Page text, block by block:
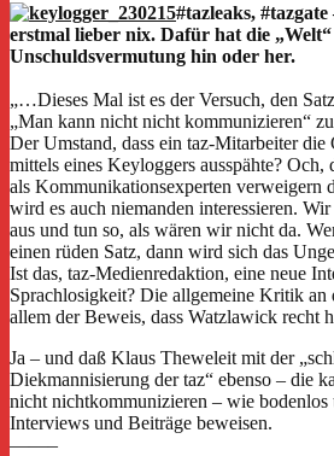
#tazleaks,
erstmal lieber nix. Dafür hat die „Welt“
Unschuldsvermutung hin oder her.
„…Dieses Mal ist es der Versuch, den
„Man kann nicht nicht kommunizieren“
Der Umstand, dass ein taz-Mitarbeiter
mittels eines Keyloggers ausspähte?
als Kommunikationsexperten verweigern
wird es auch niemanden interessieren.
aus und tun so, als wären wir nicht da.
einen rüden Satz, dann wird sich das
Ist das, taz-Medienredaktion, eine neue
Sprachlosigkeit? Die allgemeine Kritik an
allem der Beweis, dass Watzlawick recht
Ja – und daß Klaus Theweleit mit der
Diekmannisierung der taz“ ebenso – die
nicht nichtkommunizieren – wie bodenlos
Interviews und Beiträge beweisen.
——–